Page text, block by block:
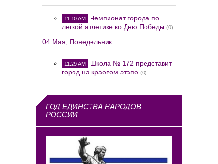
11:10 AM
Чемпионат города по
легкой атлетике ко Дню Победы (0)
04 Мая, Понедельник
11:29 AM
Школа № 172 представит
город на краевом этапе (0)
ГОД ЕДИНСТВА НАРОДОВ
РОССИИ